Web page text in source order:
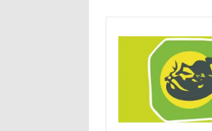
содержимому